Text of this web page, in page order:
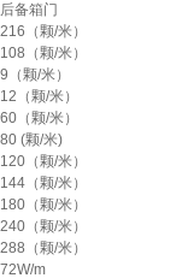
后备箱门
216（颗/米）
108（颗/米）
9（颗/米）
12（颗/米）
60（颗/米）
80 (颗/米)
120（颗/米）
144（颗/米）
180（颗/米）
240（颗/米）
288（颗/米）
72W/m